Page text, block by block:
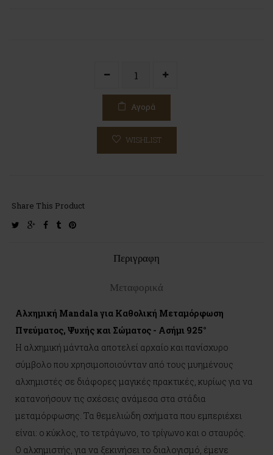
Αγορά
WISHLIST
Share This Product
twittergoogle-facebook
tumblrpinterest
Περιγραφη
Μεταφορικά
Αλχημική Mandala για Καθολική Μεταμόρφωση
Πνεύματος, Ψυχής και Σώματος - Ασήμι 925°
Η αλχημική μάνταλα αποτελεί αρχαίο και πανίσχυρο
σύμβολο που χρησιμοποιούνταν από τους μυημένους
αλχημιστές σε διάφορες μαγικές πρακτικές, κυρίως για να
κατανοήσουν τις σχέσεις ανάμεσα στα στάδια
μεταμόρφωσης. Τα θεμελιώδη σχήματα που εμπεριέχει
είναι: ο κύκλος, το τετράγωνο, το τρίγωνο και ο σταυρός.
Ο αλχημιστής, για να ξεκινήσει το διαλογισμό, έμενε